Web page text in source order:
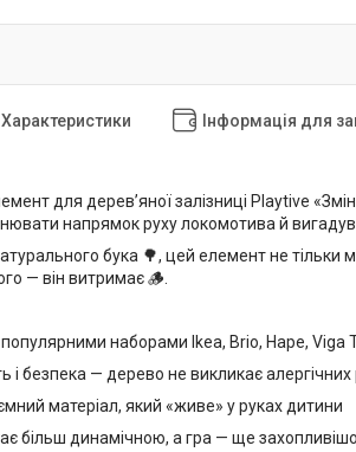
Характеристики Інформація для
для дерев’яної залізниці Playtive
напрямок руху локомотива й
бука 🌳, цей елемент не
— він витримає 🪵.
популярними наборами Ikea, Brio, Hape, Viga
і безпека — дерево не викликає алергічних
матеріал, який «живе» у руках дитини
більш динамічною, а гра — ще